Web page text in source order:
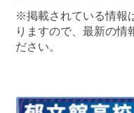
※掲載されている情報
りますので、最新の情
ださい。